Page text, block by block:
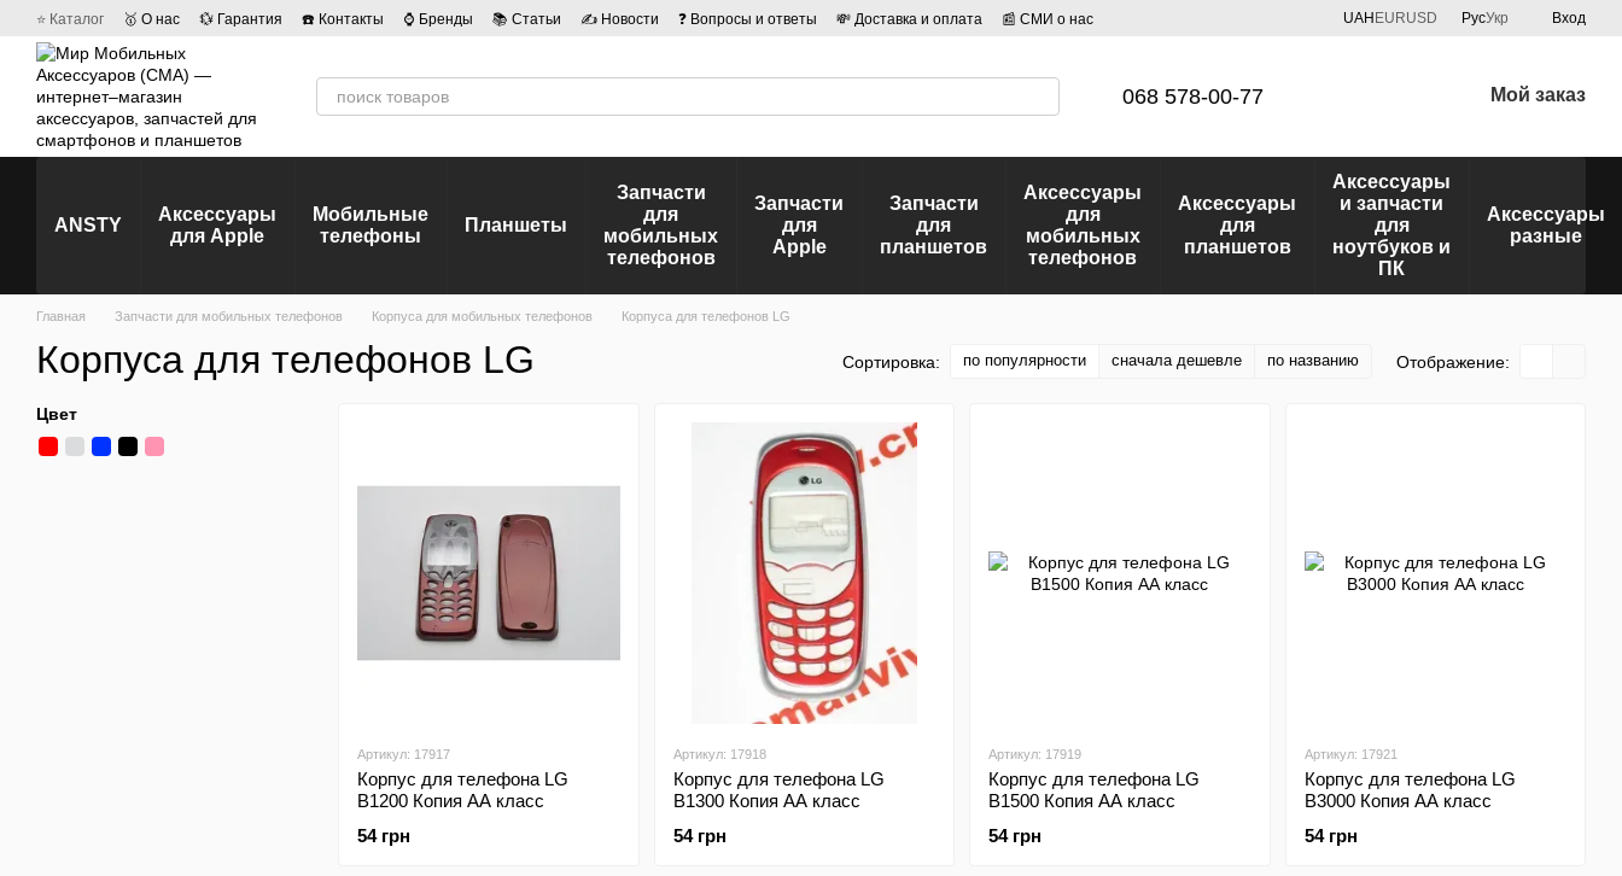
Перейти к основному контенту
⭐ Каталог 🥇 О нас 💱 Гарантия ☎️ Контакты ⌚ Бренды 📚 Статьи ✍ Новости ❓ Вопросы и ответы 💸 Доставка и оплата
📰 СМИ о нас
UAH EURUSD РусУкр Вход
068 578-00-77 Мой заказ
ANSTY
Аксессуары
для Apple
Мобильные
телефоны
Планшеты
Запчасти
для
мобильных
телефонов
Запчасти
для
Apple
Запчасти
для
планшетов
Аксессуары
для
мобильных
телефонов
Аксессуары
для
планшетов
Аксессуары
и запчасти
для
ноутбуков и
ПК
Аксессуары
разные
Главная Запчасти для мобильных телефонов Корпуса для мобильных телефонов Корпуса для телефонов LG
Корпуса для телефонов LG Сортировка: по популярности сначала дешевле по названию Отображение:
Артикул: 17917
Корпус для телефона LG
B1200 Копия АА класс
54 грн
Артикул: 17918
Корпус для телефона LG
B1300 Копия АА класс
54 грн
Артикул: 17919
Корпус для телефона LG
B1500 Копия АА класс
54 грн
Артикул: 17921
Корпус для телефона LG
B3000 Копия АА класс
54 грн
Цвет